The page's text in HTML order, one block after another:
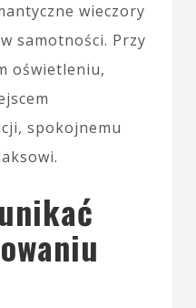
wieczory
samotności. Przy
oświetleniu,
spokojnemu